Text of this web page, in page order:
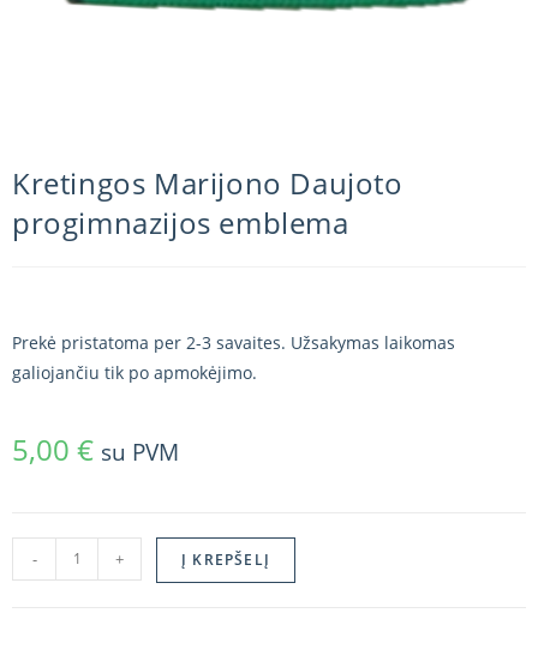
Kretingos Marijono Daujoto
progimnazijos emblema
Prekė pristatoma per 2-3 savaites. Užsakymas laikomas
galiojančiu tik po apmokėjimo.
5,00 € su PVM
- + Į KREPŠELĮ